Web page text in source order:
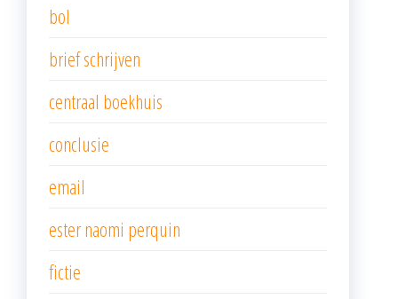
bol
brief schrijven
centraal boekhuis
conclusie
email
ester naomi perquin
fictie